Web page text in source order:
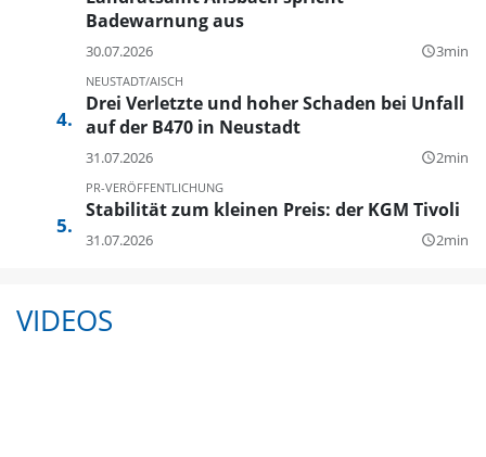
Badewarnung aus
30.07.2026 query_builder3min
NEUSTADT/AISCH
Drei Verletzte und hoher Schaden bei Unfall
auf der B470 in Neustadt
31.07.2026 query_builder2min
PR-VERÖFFENTLICHUNG
Stabilität zum kleinen Preis: der KGM Tivoli
31.07.2026 query_builder2min
VIDEOS